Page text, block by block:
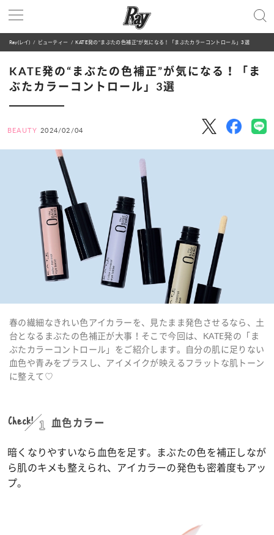
Ray(レイ) ビューティー KATE発の“まぶたの色補正”が気になる！「まぶたカラーコントロール」3選
KATE発の“まぶたの色補正”が気になる！「ま
ぶたカラーコントロール」3選
BEAUTY 2024/02/04
春の繊細なきれい色アイカラーを、見たまま発色させるなら、土
台となるまぶたの色補正が大事！そこで今回は、KATE発の「ま
ぶたカラーコントロール」をご紹介します。自分の肌に足りない
血色や青みをプラスし、アイメイクが映えるフラットな肌トーン
に整えて♡
Check! 1 血色カラー
暗くなりやすいなら血色を足す。まぶたの色を補正しなが
ら肌のキメも整えられ、アイカラーの発色も密着度もアッ
プ。